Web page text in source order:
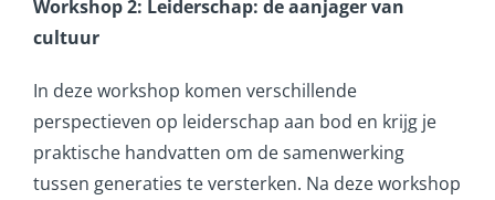
Workshop 2: Leiderschap: de aanjager van
cultuur
In deze workshop komen verschillende
perspectieven op leiderschap aan bod en krijg je
praktische handvatten om de samenwerking
tussen generaties te versterken. Na deze workshop